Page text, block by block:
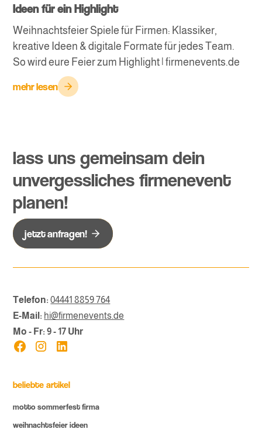
Ideen für ein Highlight
Weihnachtsfeier Spiele für Firmen: Klassiker,
kreative Ideen & digitale Formate für jedes Team.
So wird eure Feier zum Highlight | firmenevents.de
mehr lesen
lass uns gemeinsam dein
unvergessliches firmenevent
planen!
jetzt anfragen!
Telefon: 04441 8859 764
E-Mail: hi@firmenevents.de
Mo - Fr: 9 - 17 Uhr
beliebte artikel
motto sommerfest firma
weihnachtsfeier ideen